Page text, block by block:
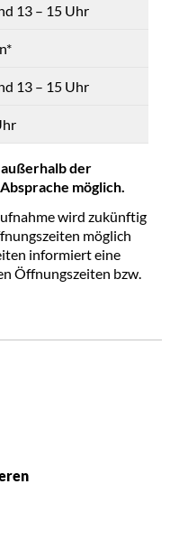
13 – 15 Uhr
13 – 15 Uhr
außerhalb der
möglich.
wird zukünftig
möglich
informiert eine
Öffnungszeiten bzw.